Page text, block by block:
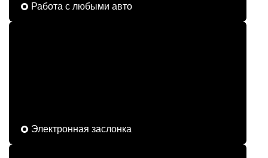
Работа с любыми авто
Электронная заслонка